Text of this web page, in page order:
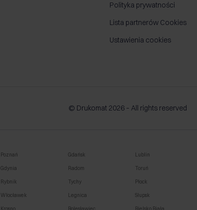
Polityka prywatności
Lista partnerów Cookies
Ustawienia cookies
© Drukomat 2026 – All rights reserved
Poznań Gdańsk Lublin
Gdynia Radom Toruń
Rybnik Tychy Płock
Włocławek Legnica Słupsk